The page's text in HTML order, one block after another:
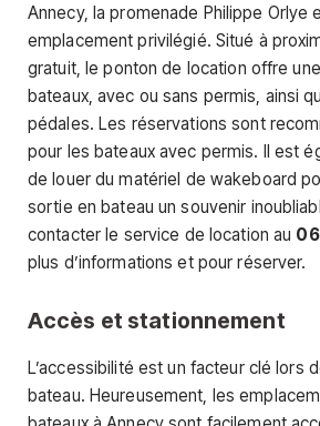
Annecy, la promenade Philippe Orlye
emplacement privilégié. Situé à
gratuit, le ponton de location offre
bateaux, avec ou sans permis, ainsi
pédales. Les réservations sont
pour les bateaux avec permis. Il est
de louer du matériel de wakeboard
sortie en bateau un souvenir
contacter le service de location au
plus d’informations et pour réserver.
Accès et stationnement
L’accessibilité est un facteur clé lors
bateau. Heureusement, les